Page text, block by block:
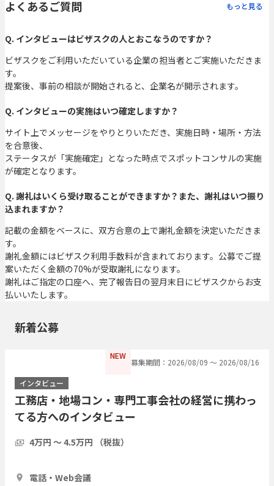
よくあるご質問 もっと見る
Q. インタビューはビザスクの人とおこなうのですか？
ビザスクをご利用いただいている企業の担当者とご実施いただきま
す。
提案後、事前の相談が開始されると、企業名が開示されます。
Q. インタビューの実施はいつ確定しますか？
サイト上でメッセージをやりとりいただき、実施日時・場所・方法
を合意後、
ステータスが「実施確定」となった時点でスポットコンサルの実施
が確定となります。
Q. 謝礼はいくら受け取ることができますか？また、謝礼はいつ振り
込まれますか？
記載の金額をベースに、双方合意の上で謝礼金額を決定いただきま
す。
謝礼金額にはビザスク利用手数料が含まれております。公募でご提
案いただく金額の70%が受取謝礼になります。
謝礼はご指定の口座へ、完了報告日の翌月末日にビザスクからお支
払いいたします。
新着公募
NEW
募集期間：2026/08/09 〜 2026/08/16
インタビュー
工務店・地場コン・専門工事会社の経営に携わっ
てる方へのインタビュー
4万円 〜 4.5万円 （税抜）
電話・Web会議